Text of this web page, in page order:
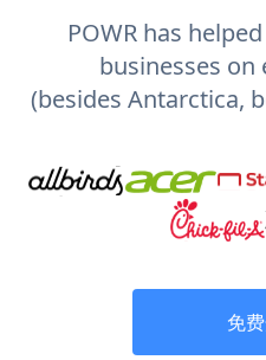
POWR has
businesses
(besides Antarctica,
免